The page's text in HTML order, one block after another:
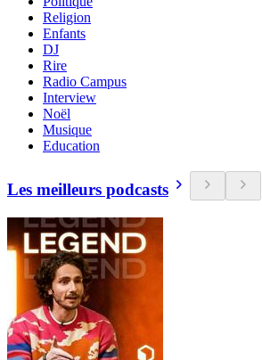
Religion
Enfants
DJ
Rire
Radio Campus
Interview
Noël
Musique
Education
Les meilleurs podcasts